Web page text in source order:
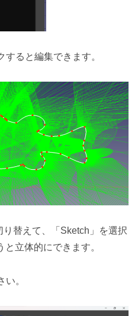
すると編集できます。
替えて、「Sketch」を選択
立体的にできます。
。